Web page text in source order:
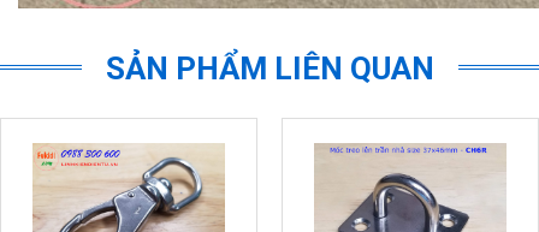
SẢN PHẨM LIÊN QUAN